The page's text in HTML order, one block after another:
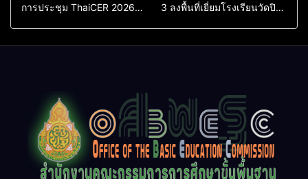
การประชุม ThaiCER 2026
3 ลงพื้นที่เยี่ยมโรงเรียนวัดปิยา